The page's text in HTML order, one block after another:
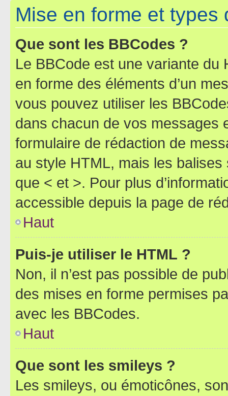
Mise en forme et types
Que sont les BBCodes ?
Le BBCode est une variante du
en forme des éléments d’un
vous pouvez utiliser les
dans chacun de vos messages
formulaire de rédaction de
au style HTML, mais les
que < et >. Pour plus
accessible depuis la page de
Haut
Puis-je utiliser le HTML ?
Non, il n’est pas possible de
des mises en forme permises
avec les BBCodes.
Haut
Que sont les smileys ?
Les smileys, ou émoticônes,